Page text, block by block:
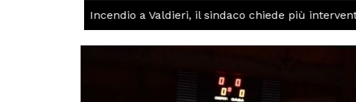
Incendio a Valdieri, il sindaco chiede più